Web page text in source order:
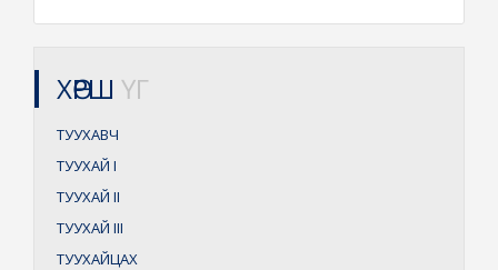
ХӨРШ ҮГ
ТУУХАВЧ
ТУУХАЙ I
ТУУХАЙ II
ТУУХАЙ III
ТУУХАЙЦАХ